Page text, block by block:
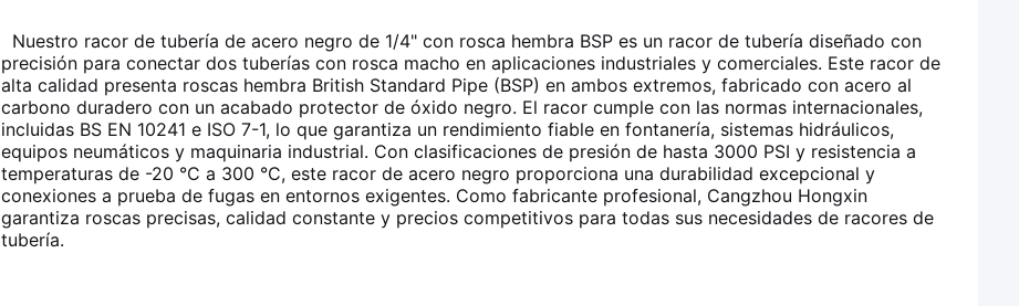
Nuestro racor de tubería de acero negro de 1/4" con rosca hembra BSP es un racor de tubería diseñado con
precisión para conectar dos tuberías con rosca macho en aplicaciones industriales y comerciales. Este racor de
alta calidad presenta roscas hembra British Standard Pipe (BSP) en ambos extremos, fabricado con acero al
carbono duradero con un acabado protector de óxido negro. El racor cumple con las normas internacionales,
incluidas BS EN 10241 e ISO 7-1, lo que garantiza un rendimiento fiable en fontanería, sistemas hidráulicos,
equipos neumáticos y maquinaria industrial. Con clasificaciones de presión de hasta 3000 PSI y resistencia a
temperaturas de -20 °C a 300 °C, este racor de acero negro proporciona una durabilidad excepcional y
conexiones a prueba de fugas en entornos exigentes. Como fabricante profesional, Cangzhou Hongxin
garantiza roscas precisas, calidad constante y precios competitivos para todas sus necesidades de racores de
tubería.